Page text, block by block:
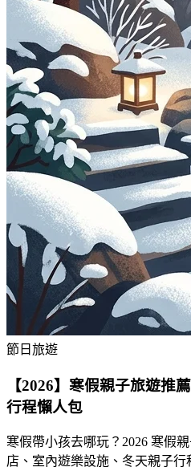
節日旅遊
【2026】寒假親子旅遊推
行程懶人包
寒假帶小孩去哪玩？2026 寒假
店、室內遊樂設施、冬天親子